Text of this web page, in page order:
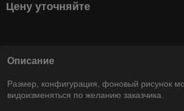
Цену уточняйте
Описание
Размер, конфигурация, фоновый рисунок
видоизменяться по желанию заказчика.